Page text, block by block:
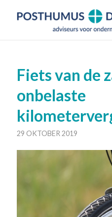
Fiets van de
onbelaste
29 OKTOBER 2019